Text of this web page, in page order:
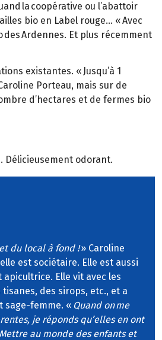
la coopérative ou l’abattoir
bio en Label rouge… « Avec
des Ardennes. Et plus récemment
existantes. « Jusqu’à 1
Porteau, mais sur de
d’hectares et de fermes bio
Délicieusement odorant.
du local à fond !» Caroline
est sociétaire. Elle est aussi
apicultrice. Elle vit avec les
des sirops, etc., et a
sage-femme. « Quand on me
je réponds qu’elles en ont
au monde des enfants et